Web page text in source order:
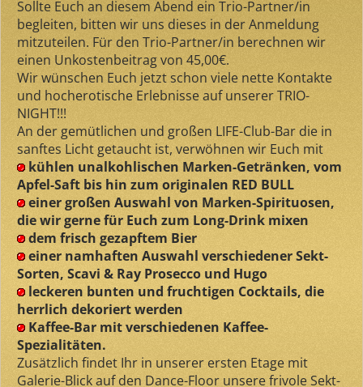
Sollte Euch an diesem Abend ein Trio-Partner/in
begleiten, bitten wir uns dieses in der Anmeldung
mitzuteilen. Für den Trio-Partner/in berechnen wir
einen Unkostenbeitrag von 45,00€.
Wir wünschen Euch jetzt schon viele nette Kontakte
und hocherotische Erlebnisse auf unserer TRIO-
NIGHT!!!
An der gemütlichen und großen LIFE-Club-Bar die in
sanftes Licht getaucht ist, verwöhnen wir Euch mit
kühlen unalkohlischen Marken-Getränken, vom
Apfel-Saft bis hin zum originalen RED BULL
einer großen Auswahl von Marken-Spirituosen,
die wir gerne für Euch zum Long-Drink mixen
dem frisch gezapftem Bier
einer namhaften Auswahl verschiedener Sekt-
Sorten, Scavi & Ray Prosecco und Hugo
leckeren bunten und fruchtigen Cocktails, die
herrlich dekoriert werden
Kaffee-Bar mit verschiedenen Kaffee-
Spezialitäten.
Zusätzlich findet Ihr in unserer ersten Etage mit
Galerie-Blick auf den Dance-Floor unsere frivole Sekt-